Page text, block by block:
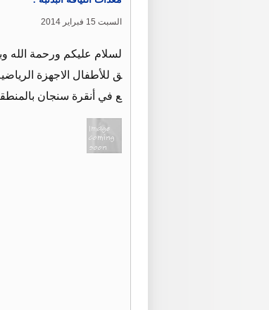
السبت 15 فبراير 2014
لسلام عليكم ورحمة الله
ع في أنقرة سنجان